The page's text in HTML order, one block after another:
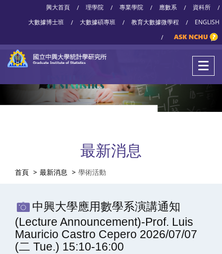
興大首頁 / 理學院 / 專業學院 / 應數系 / 資科所
/
大數據博士班
/ 大數據碩專班 / 教育大數據微學程 /
ENGLISH
/
最新消息
首頁 最新消息 學術活動
中興大學應用數學系演講通知
(Lecture Announcement)-Prof. Luis
Mauricio Castro Cepero 2026/07/07
(二 Tue.) 15:10-16:00